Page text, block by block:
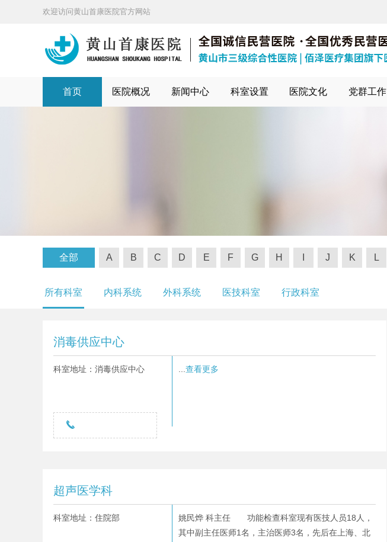
欢迎访问黄山首康医院官方网站
首页 医院概况 新闻中心 科室设置 医院文化 党群工作
全部 A B C D E F G H J K L
所有科室 内科系统 外科系统 医技科室 行政科室
消毒供应中心
科室地址：消毒供应中心

查看更多
超声医学科
科室地址：住院部
姚民烨 科主任 功能检查科室现有医技人员18人，
其中副主任医师1名，主治医师3名，先后在上海、北